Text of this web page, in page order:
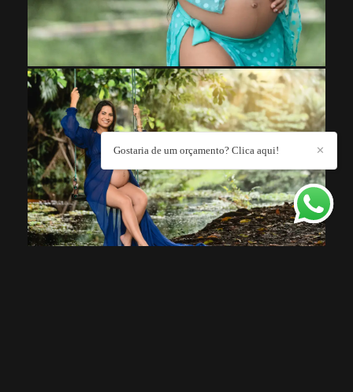
✕
Gostaria de um orçamento? Clica aqui!